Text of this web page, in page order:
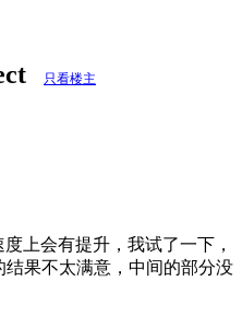
只看楼主
上会有提升，我试了一下，
果不太满意，中间的部分没